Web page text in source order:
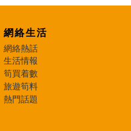
網絡生活
網絡熱話
生活情報
筍買着數
旅遊筍料
熱門話題